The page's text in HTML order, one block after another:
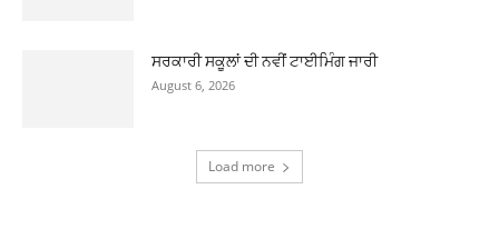
ਸਰਕਾਰੀ ਸਕੂਲਾਂ ਦੀ ਨਵੀਂ ਟਾਈਮਿੰਗ ਜਾਰੀ
August 6, 2026
Load more